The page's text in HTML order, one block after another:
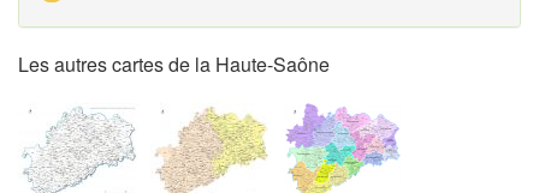
Les autres cartes de la Haute-Saône